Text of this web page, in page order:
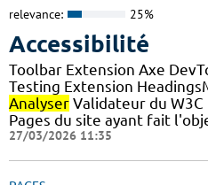
relevance: 25%
Accessibilité
Toolbar Extension Axe
Testing Extension
Analyser Validateur du W3C
Pages du site ayant fait
27/03/2026 11:35